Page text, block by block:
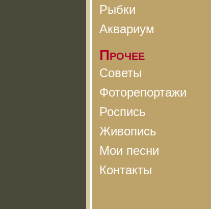
Рыбки
Аквариум
Прочее
Советы
Фоторепортажи
Роспись
Живопись
Мои песни
Контакты